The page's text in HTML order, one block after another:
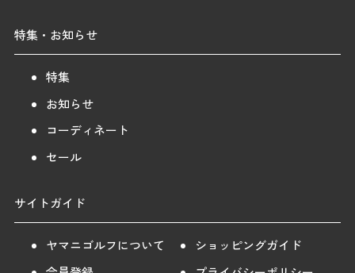
特集・お知らせ
特集
お知らせ
コーディネート
セール
サイトガイド
ヤマニゴルフについて
ショッピングガイド